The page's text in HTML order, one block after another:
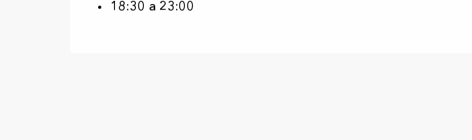
18:30 a 23:00